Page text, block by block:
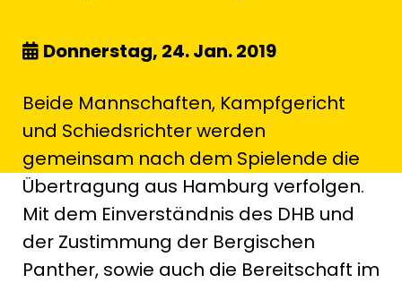
Donnerstag, 24. Jan. 2019
Beide Mannschaften, Kampfgericht
und Schiedsrichter werden
gemeinsam nach dem Spielende die
Übertragung aus Hamburg verfolgen.
Mit dem Einverständnis des DHB und
der Zustimmung der Bergischen
Panther, sowie auch die Bereitschaft im